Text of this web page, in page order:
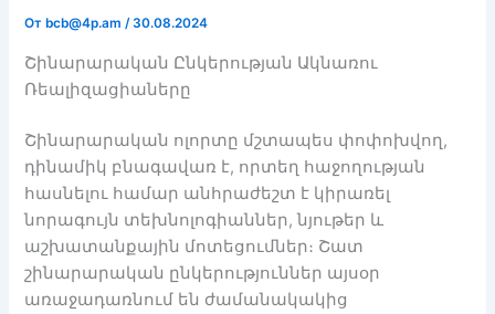
От bcb@4p.am/30.08.2024
Շինարարական Ընկերության Ակնառու
Ռեալիզացիաները
Շինարարական ոլորտը մշտապես փոփոխվող,
դինամիկ բնագավառ է, որտեղ հաջողության
հասնելու համար անհրաժեշտ է կիրառել
նորագույն տեխնոլոգիաններ, նյութեր և
աշխատանքային մոտեցումներ։ Շատ
շինարարական ընկերություններ այսօր
առաջադառնում են ժամանակակից